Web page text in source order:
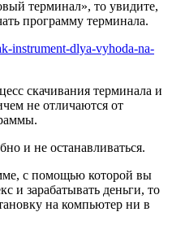
терминал», то увидите,
программу терминала.
скачивания терминала и
не отличаются от
и не останавливаться.
с помощью которой вы
и зарабатывать деньги, то
на компьютер ни в